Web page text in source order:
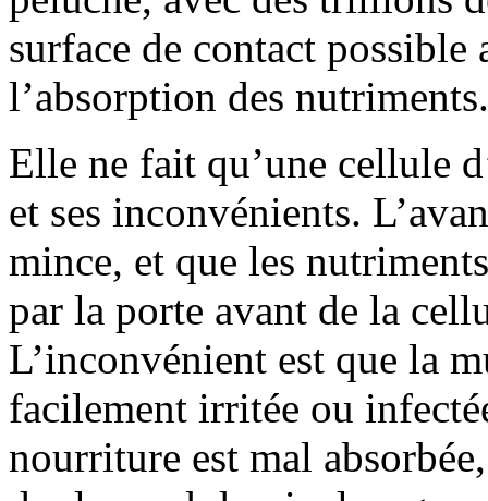
surface de contact
l’absorption des nutriments.
Elle ne fait qu’une cellule
et ses inconvénients.
mince, et que les
par la porte avant de la
L’inconvénient est que la
facilement irritée ou
nourriture est mal